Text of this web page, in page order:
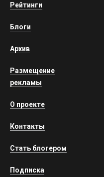
Рейтинги
Блоги
Архив
Размещение
рекламы
О проекте
Контакты
Стать блогером
Подписка